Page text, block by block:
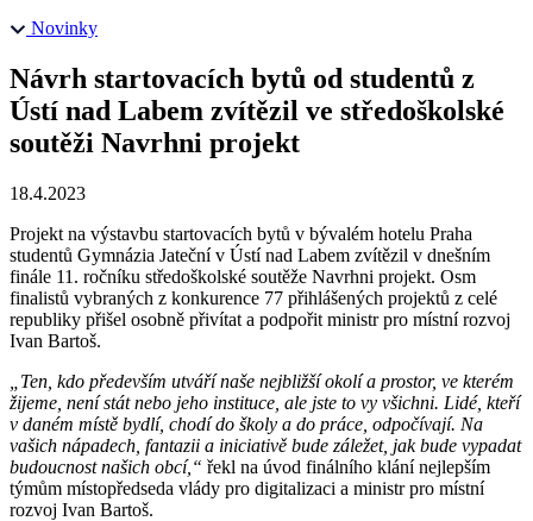
Novinky
Návrh startovacích bytů od studentů z
Ústí nad Labem zvítězil ve středoškolské
soutěži Navrhni projekt
18.4.2023
Projekt na výstavbu startovacích bytů v bývalém hotelu Praha
studentů Gymnázia Jateční v Ústí nad Labem zvítězil v dnešním
finále 11. ročníku středoškolské soutěže Navrhni projekt. Osm
finalistů vybraných z konkurence 77 přihlášených projektů z celé
republiky přišel osobně přivítat a podpořit ministr pro místní rozvoj
Ivan Bartoš.
„Ten, kdo především utváří naše nejbližší okolí a prostor, ve kterém
žijeme, není stát nebo jeho instituce, ale jste to vy všichni. Lidé, kteří
v daném místě bydlí, chodí do školy a do práce, odpočívají. Na
vašich nápadech, fantazii a iniciativě bude záležet, jak bude vypadat
budoucnost našich obcí,“ řekl na úvod finálního klání nejlepším
týmům místopředseda vlády pro digitalizaci a ministr pro místní
rozvoj Ivan Bartoš.